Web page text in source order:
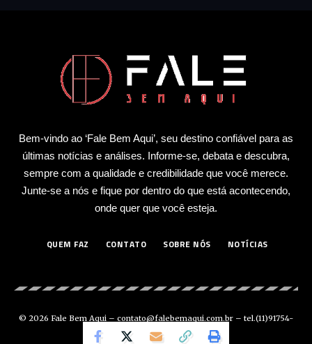
Bem-vindo ao ‘Fale Bem Aqui’, seu destino confiável para as
últimas notícias e análises. Informe-se, debata e descubra,
sempre com a qualidade e credibilidade que você merece.
Junte-se a nós e fique por dentro do que está acontecendo,
onde quer que você esteja.
QUEM FAZ CONTATO SOBRE NÓS NOTÍCIAS
© 2026 Fale Bem Aqui – contato@falebemaqui.com.br – tel.(11)91754-
6532